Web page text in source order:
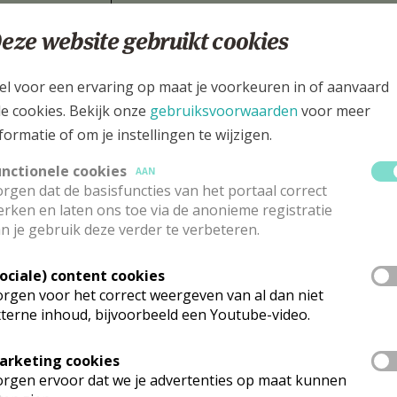
godsbewijzen en
je het goede bereiken? Waar krijg je uitzicht
kwaad, zonde en schuld?
noch een vage
laat zich
leven waarin
Om God echt
kunnen
Sacramenten en liturgie: Eucharistie en
(Joris Polfliet)
Wat God ooit in Jezus heeft gedaan, gebeurt nog
sacramenten van de Kerk. In broze tekens en
raakt Gods liefde telkens weer de wereld. Als de
ontsloten, als het brood wordt gebroken, als een
vergeving wordt gesproken, is Christus door de
de theologie
met een of andere vorm van lijden. Via nieuwsberichten, in eens
of de dood komt het lijden soms onverwacht dichtbij. De
geeft een inkijk in de spirituele zoektocht van de mens, die sinds
website gebruikt cookies
voor een ervaring op maat je voorkeuren in of aanvaard
cookies. Bekijk onze gebruiksvoorwaarden voor meer
of om je instellingen te wijzigen.
cookies
AAN
dat de basisfuncties van het portaal correct
en laten ons toe via de anonieme registratie
je gebruik deze verder te verbeteren.
content cookies
voor het correct weergeven van al dan niet
inhoud, bijvoorbeeld een Youtube-video.
cookies
ervoor dat we je advertenties op maat kunnen